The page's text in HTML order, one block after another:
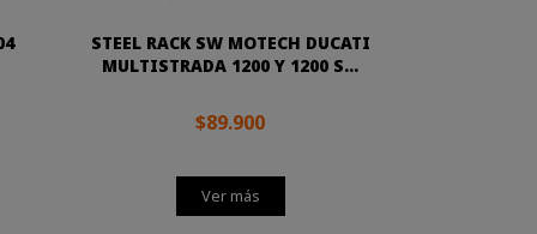
STEEL RACK SW MOTECH DUCATI
MULTISTRADA 1200 Y 1200 S...
$89.900
Ver más